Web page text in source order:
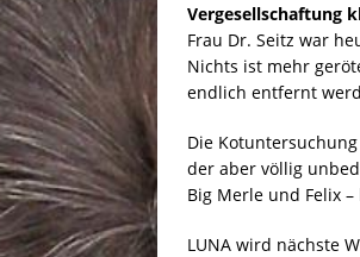
Vergesellschaftung
Frau Dr. Seitz war
Nichts ist mehr
endlich entfernt
Die
der aber völlig
Big Merle und Felix
LUNA wird nächste